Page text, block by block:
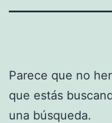
Parece que no
que estás
una búsqueda.